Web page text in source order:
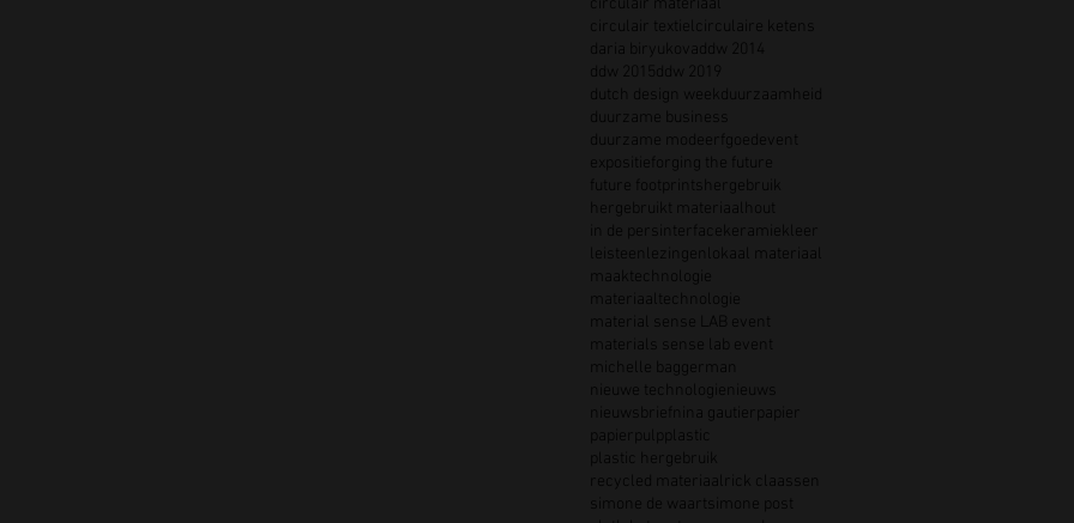
circulair materiaal
circulair textiel
circulaire ketens
daria biryukova ddw 2014
ddw 2015
ddw 2019
dutch design week
duurzaamheid
duurzame business
duurzame mode
erfgoed
forging the future
hergebruik
hergebruikt materiaal
in de pers
interface keramiek
lezingen
lokaal materiaal
maaktechnologie
materiaaltechnologie
material sense LAB event
materials sense lab event
michelle baggerman
nieuwe technologie
nina gautier
papier
papierpulp
plastic
plastic hergebruik
recycled materiaal
rick claassen
simone de waart